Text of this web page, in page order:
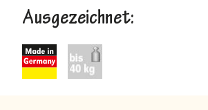
Ausgezeichnet: